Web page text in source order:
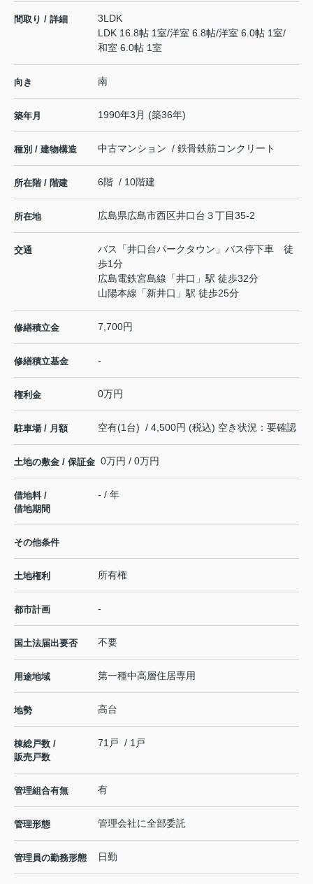
間取り / 詳細
3LDK
LDK 16.8帖 1室/洋室 6.8帖/洋室 6.0帖 1室/
和室 6.0帖 1室
向き 南
築年月 1990年3月 (築36年)
種別 / 建物構造 中古マンション / 鉄骨鉄筋コンクリート
所在階 / 階建 6階 / 10階建
所在地 広島県広島市西区井口台 ３丁目35-2
交通
バス「井口台パークタウン」バス停下車 徒
歩1分
広島電鉄宮島線 「井口 」駅 徒歩32分
山陽本線 「新井口 」駅 徒歩25分
修繕積立金 7,700円
修繕積立基金 -
権利金 0万円
駐車場 / 月額 空有(1台) / 4,500円 (税込) 空き状況：要確認
土地の敷金 / 保証金 0万円 / 0万円
借地料 /
借地期間
- / 年
その他条件
土地権利 所有権
都市計画 -
国土法届出要否 不要
用途地域 第一種中高層住居専用
地勢 高台
棟総戸数 /
販売戸数
71戸 / 1戸
管理組合有無 有
管理形態 管理会社に全部委託
管理員の勤務形態 日勤